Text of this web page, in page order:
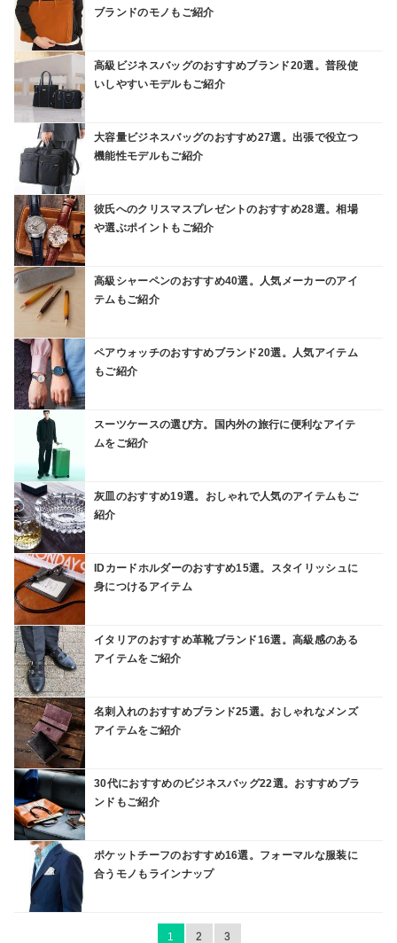
ブランドのモノもご紹介
高級ビジネスバッグのおすすめブランド20選。普段使
いしやすいモデルもご紹介
大容量ビジネスバッグのおすすめ27選。出張で役立つ
機能性モデルもご紹介
彼氏へのクリスマスプレゼントのおすすめ28選。相場
や選ぶポイントもご紹介
高級シャーペンのおすすめ40選。人気メーカーのアイ
テムもご紹介
ペアウォッチのおすすめブランド20選。人気アイテム
もご紹介
スーツケースの選び方。国内外の旅行に便利なアイテ
ムをご紹介
灰皿のおすすめ19選。おしゃれで人気のアイテムもご
紹介
IDカードホルダーのおすすめ15選。スタイリッシュに
身につけるアイテム
イタリアのおすすめ革靴ブランド16選。高級感のある
アイテムをご紹介
名刺入れのおすすめブランド25選。おしゃれなメンズ
アイテムをご紹介
30代におすすめのビジネスバッグ22選。おすすめブラ
ンドもご紹介
ポケットチーフのおすすめ16選。フォーマルな服装に
合うモノもラインナップ
1 2 3